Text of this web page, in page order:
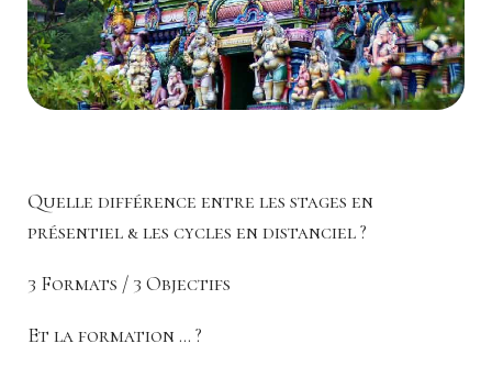
Quelle différence entre les stages en
présentiel & les cycles en distanciel ?
3 Formats / 3 Objectifs
Et la formation ... ?